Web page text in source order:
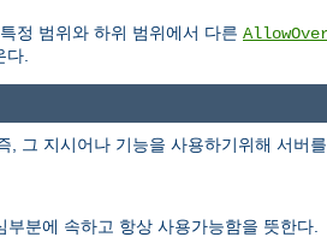
정 범위와 하위 범위에서 다른
다.
그 지시어나 기능을 사용하기위해 서버
분에 속하고 항상 사용가능함을 뜻한다.